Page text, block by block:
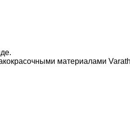
материалами